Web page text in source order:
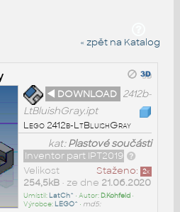
« zpět na Katalog
◄ DOWNLOAD 2412b-
LtBluishGray.ipt
Lego 2412b-LtBluishGray
kat:Plastové součásti
Inventor part IPT2019
Staženo: 2x
Velikost
254,5kB• ze dne 21.06.2020
Umístil: LatCh^ • Autor: D.Kohfeld•
Výrobce: LEGO^ • md5: